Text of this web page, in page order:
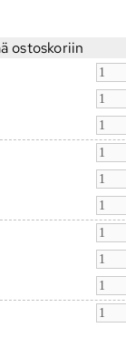
ostoskoriin